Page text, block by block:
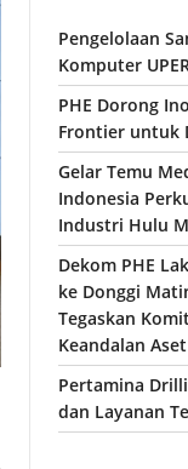
Pengelolaan
Komputer
PHE Dorong
Frontier untuk
Gelar Temu
Indonesia
Industri Hulu
Dekom PHE
ke Donggi
Tegaskan
Keandalan Aset
Pertamina
dan Layanan